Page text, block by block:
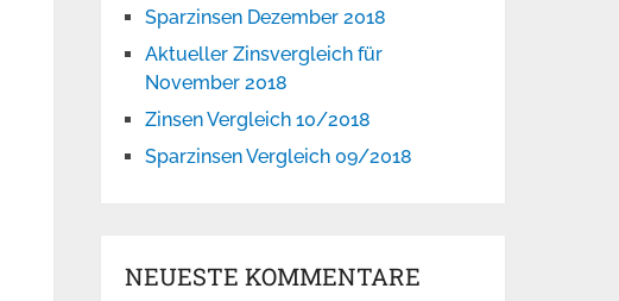
Sparzinsen Dezember 2018
Aktueller Zinsvergleich für
November 2018
Zinsen Vergleich 10/2018
Sparzinsen Vergleich 09/2018
NEUESTE KOMMENTARE